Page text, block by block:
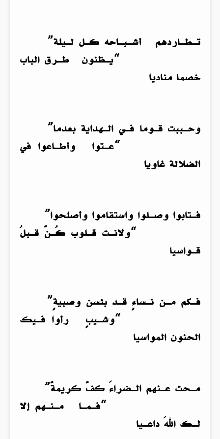
تـطـاردهم أشـبـاحه كـل لـيلة”
“يـظنون طـرق الباب
خصما مناديا
وحـببت قـوما فـي الـهداية بعدما”
“عـتوا وأطـاعوا في
الضلالة غاويا
فـتابوا وصـلوا واستقاموا وأصلحوا”
“ولانـت قـلوب كُـنَّ قـبلُ
قـواسيا
فـكم مـن نـساءٍ قـد بئسن وصبيةٍ”
“وشـيبٍ رأوا فـيك
الحنون المواسيا
مـحت عـنهم الـضراءَ كفٌ كريمةٌ”
“فـمـا مـنـهم إلا
لـك اللهَ داعـيا